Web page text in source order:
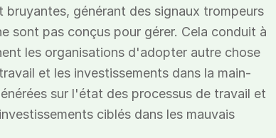
générant des signaux trompeurs
sont pas conçus pour gérer. Cela conduit à
les organisations d'adopter autre chose
et les investissements dans la main-
sur l'état des processus de travail et
ciblés dans les mauvais